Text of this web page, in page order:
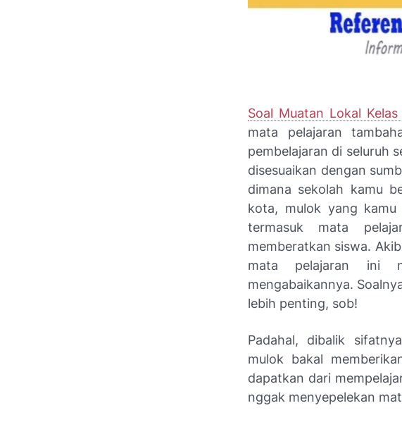
Soal Muatan Lokal Kelas
mata pelajaran
pembelajaran di seluruh
disesuaikan dengan
dimana sekolah kamu
kota, mulok yang kamu
termasuk mata
memberatkan siswa.
mata pelajaran ini
mengabaikannya.
lebih penting, sob!
Padahal, dibalik
mulok bakal
dapatkan dari
nggak menyepelekan